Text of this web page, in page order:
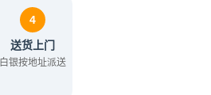
4
送货上门
白银按地址派送